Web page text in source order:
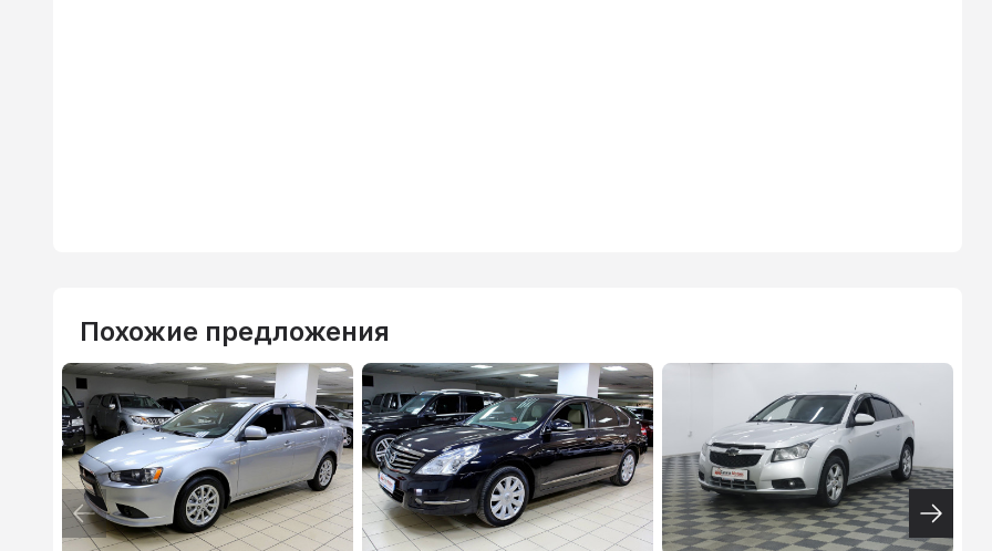
Похожие предложения
ВТБ
3.9%